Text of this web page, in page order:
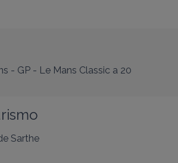
- GP - Le Mans Classic a 20
Sarthe